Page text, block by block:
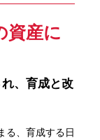
資産に
、育成と改
る、育成する日